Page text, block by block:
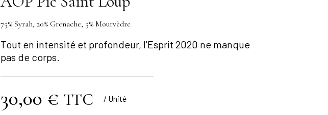
75% Syrah, 20% Grenache, 5% Mourvèdre
Tout en intensité et profondeur, l'Esprit 2020 ne manque
pas de corps.
30,00 € TTC / Unité